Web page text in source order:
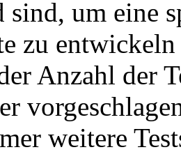
sind, um eine
zu
Anzahl der
weitere